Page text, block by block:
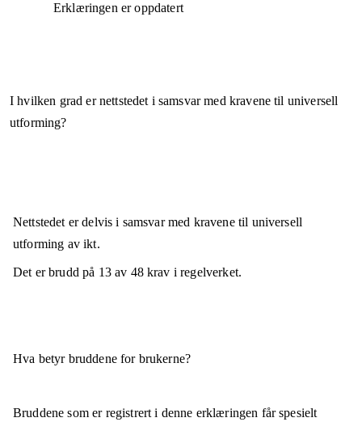
Erklæringen er oppdatert
I hvilken grad er nettstedet i samsvar med kravene til universell
utforming?
Nettstedet erdelvis i samsvarmed kravene til universell
utforming av ikt.
Det er brudd på 13av 48krav i regelverket.
Hva betyr bruddene for brukerne?
Bruddene som er registrert i denne erklæringen får spesielt